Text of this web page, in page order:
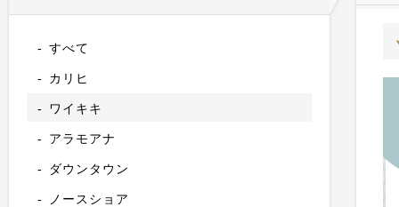
すべて
カリヒ
ワイキキ
アラモアナ
ダウンタウン
ノースショア